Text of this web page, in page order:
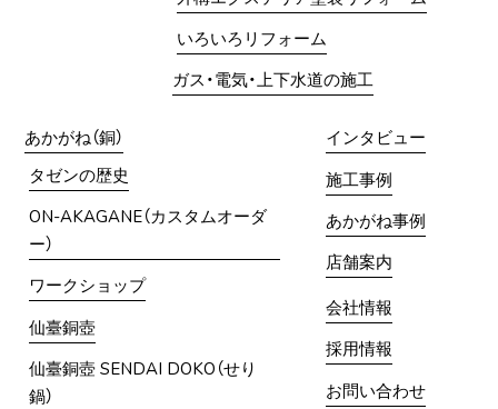
いろいろリフォーム
ガス・電気・上下水道の施工
あかがね（銅）
タゼンの歴史
ON-AKAGANE（カスタムオーダ
ー）
ワークショップ
仙臺銅壺
仙臺銅壺 SENDAI DOKO（せり
鍋）
インタビュー
施工事例
あかがね事例
店舗案内
会社情報
採用情報
お問い合わせ